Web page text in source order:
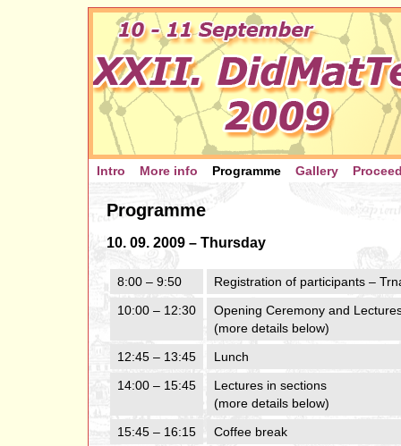
Intro More info Programme Gallery
Programme
10. 09. 2009 – Thursday
8:00 – 9:50
Registration of participants –
10:00 – 12:30
Opening Ceremony and
(more details below)
12:45 – 13:45
Lunch
14:00 – 15:45
Lectures in sections
(more details below)
15:45 – 16:15
Coffee break